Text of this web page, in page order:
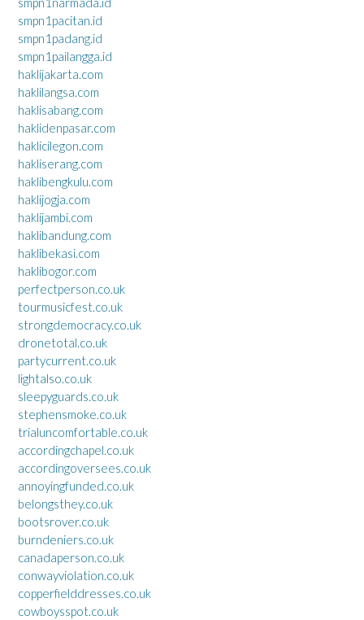
smpn1pacitan.id
smpn1padang.id
smpn1pailangga.id
haklijakarta.com
haklilangsa.com
haklisabang.com
haklidenpasar.com
haklicilegon.com
hakliserang.com
haklibengkulu.com
haklijogja.com
haklijambi.com
haklibandung.com
haklibekasi.com
haklibogor.com
perfectperson.co.uk
tourmusicfest.co.uk
strongdemocracy.co.uk
dronetotal.co.uk
partycurrent.co.uk
lightalso.co.uk
sleepyguards.co.uk
stephensmoke.co.uk
trialuncomfortable.co.uk
accordingchapel.co.uk
accordingoversees.co.uk
annoyingfunded.co.uk
belongsthey.co.uk
bootsrover.co.uk
burndeniers.co.uk
canadaperson.co.uk
conwayviolation.co.uk
copperfielddresses.co.uk
cowboysspot.co.uk